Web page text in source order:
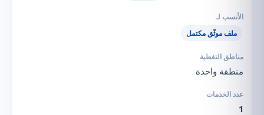
ملف موثّق مكتمل
منطقة واحدة
1